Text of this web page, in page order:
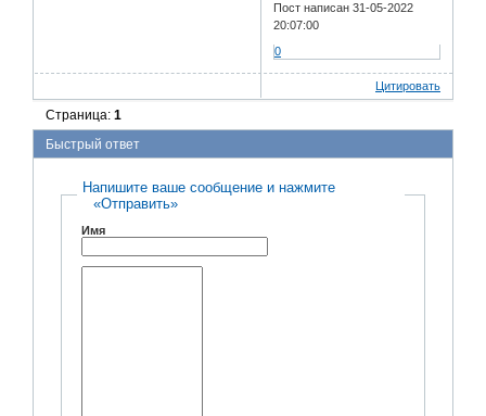
Пост написан 31-05-2022
20:07:00
0
Цитировать
Страница:1
Быстрый ответ
Напишите ваше сообщение и нажмите
«Отправить»
Имя